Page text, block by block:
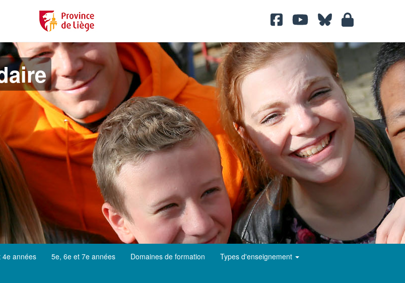
4e années 5e, 6e et 7e années Domaines de formation Types d'enseignement